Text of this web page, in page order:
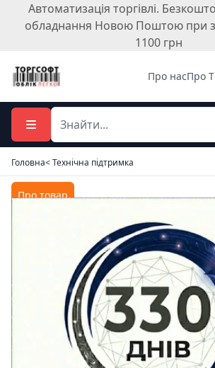
Автоматизація торгівлі.
обладнання Новою Поштою при
1100 грн
Про насПро
Головна< Технічна підтримка
Про товар